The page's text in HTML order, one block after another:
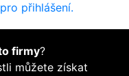
přihlášení.
firmy?
můžete získat